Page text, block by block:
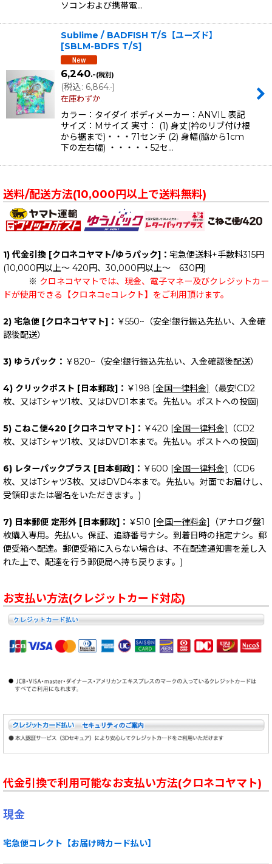
ソコンおよび携帯電…
Sublime / BADFISH T/S【ユーズド】
[SBLM-BDFS T/S]
6,240.-(税別)
(税込: 6,864.-)
在庫わずか
カラー：タイダイ ボディメーカー：ANVIL 表記
サイズ：Mサイズ 実寸： (1) 身丈(衿のリブ付け根
から裾まで)・・・71センチ (2) 身幅(脇から1cm
下の左右幅) ・・・・・52セ…
送料/配送方法(10,000円以上で送料無料)
1) 代金引換 [クロネコヤマト/ゆうパック]： 宅急便送料+手数料315円
(10,000円以上～ 420円、30,000円以上～ 630円)
※ クロネコヤマトでは、現金、電子マネー及びクレジットカー
ドが使用できる【クロネコeコレクト】をご利用頂けます。
2) 宅急便 [クロネコヤマト]： ￥550~（安全!銀行振込先払い、入金確
認後配送）
3) ゆうパック： ￥820~（安全!銀行振込先払い、入金確認後配送）
4) クリックポスト [日本郵政]： ￥198 [全国一律料金]
（最安!CD2
枚、又はTシャツ1枚、又はDVD1本まで。先払い。ポストへの投函)
5) こねこ便420 [クロネコヤマト]： ￥420 [全国一律料金]
（CD2
枚、又はTシャツ1枚、又はDVD1本まで。先払い。ポストへの投函)
6) レターパックプラス [日本郵政]： ￥600 [全国一律料金]
（CD6
枚、又はTシャツ3枚、又はDVD4本まで。先払い。対面でお届けし、
受領印または署名をいただきます。)
7) 日本郵便 定形外 [日本郵政]： ￥510 [全国一律料金]
（アナログ盤1
枚購入専用。先払い。保証、追跡番号ナシ。到着日時の指定ナシ。郵
便受箱へ配達。郵便受箱に入らない場合は、不在配達通知書を差し入
れた上で、配達を行う郵便局へ持ち戻ります。)
お支払い方法(クレジットカード対応)
代金引換で利用可能なお支払い方法(クロネコヤマト)
現金
宅急便コレクト【お届け時カード払い】